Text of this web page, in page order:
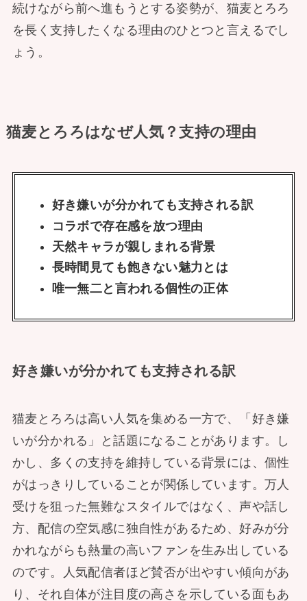
続けながら前へ進もうとする姿勢が、猫麦とろろ
を長く支持したくなる理由のひとつと言えるでし
ょう。
猫麦とろろはなぜ人気？支持の理由
好き嫌いが分かれても支持される訳
コラボで存在感を放つ理由
天然キャラが親しまれる背景
長時間見ても飽きない魅力とは
唯一無二と言われる個性の正体
好き嫌いが分かれても支持される訳
猫麦とろろは高い人気を集める一方で、「好き嫌
いが分かれる」と話題になることがあります。し
かし、多くの支持を維持している背景には、個性
がはっきりしていることが関係しています。万人
受けを狙った無難なスタイルではなく、声や話し
方、配信の空気感に独自性があるため、好みが分
かれながらも熱量の高いファンを生み出している
のです。人気配信者ほど賛否が出やすい傾向があ
り、それ自体が注目度の高さを示している面もあ